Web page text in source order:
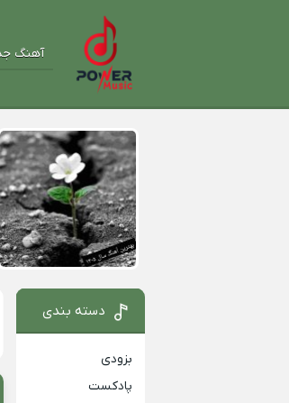
آهنگ
دسته بندی
بزودی
پادکست